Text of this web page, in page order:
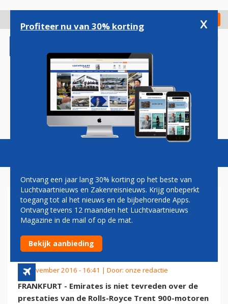
gaan
Check in
Magazine Podcasts Vacatures
EMIRATES NIET TEVREDEN
OVER ROLLS-ROYCE
MOTOREN
18 november 2016 - 16:41 | Door: onze redactie
FRANKFURT - Emirates is niet tevreden over de
prestaties van de Rolls-Royce Trent 900-motoren
Profiteer nu van 30% korting x
Ontvang een jaar lang 30% korting op het beste van
Luchtvaartnieuws en Zakenreisnieuws. Krijg onbeperkt
toegang tot al het nieuws en de bijbehorende Apps.
Ontvang tevens 12 maanden het Luchtvaartnieuws
Magazine in de mail of op de mat.
Bekijk aanbieding